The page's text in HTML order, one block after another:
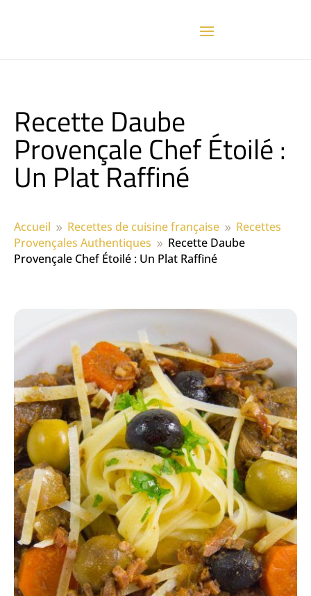
Recette Daube
Provençale Chef Étoilé :
Un Plat Raffiné
Accueil 9 Recettes de cuisine française 9 Recettes
Provençales Authentiques 9 Recette Daube
Provençale Chef Étoilé : Un Plat Raffiné